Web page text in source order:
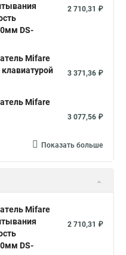
DS-
2 710,31 ₽
Mifare
клавиатурой
3 371,36 ₽
Mifare
3 077,56 ₽
Показать больше
Mifare
DS-
2 710,31 ₽